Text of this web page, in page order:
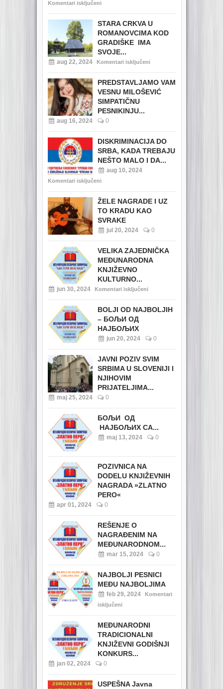
Komentari isključeni
STARA CRKVA U
ROMANOVCIMA KOD
GRADIŠKE IMA
SVOJE...
aug 22, 2024 Komentari isključeni
PREDSTAVLJAMO VAM
VESNU MILOŠEVIĆ
SIMPATIČNU
PESNIKINJU...
aug 16, 2024 0
DISKRIMINACIJA DO
SRBA, KADA TREBAJU
NEŠTO MALO I DA...
aug 10, 2024
Komentari isključeni
ŽELE NAGRADE I UZ
TO KRADU KAO
SVRAKE
jul 20, 2024 0
VELIKA ZAJEDNIČKA
MEĐUNARODNA
KNJIŽEVNO
KULTURNO...
jun 30, 2024 Komentari isključeni
BOLJI OD NAJBOLJIH
– БОЉИ ОД
НАЈБОЉИХ
jun 20, 2024 0
JAVNI POZIV SVIM
SRBIMA U SLOVENIJI I
NJIHOVIM
PRIJATELJIMA...
maj 25, 2024 0
БОЉИ ОД
НАЈБОЉИХ СА...
maj 13, 2024 0
POZIVNICA NA
DODELU KNJIŽEVNIH
NAGRADA »ZLATNO
PERO«
apr 01, 2024 0
REŠENJE O
NAGRAĐENIM NA
MEĐUNARODNOM...
mar 15, 2024 0
NAJBOLJI PESNICI
MEĐU NAJBOLJIMA
feb 29, 2024
Komentari
isključeni
MEĐUNARODNI
TRADICIONALNI
KNJIŽEVNI GODIŠNJI
KONKURS...
jan 02, 2024 0
USPEŠNA Javna